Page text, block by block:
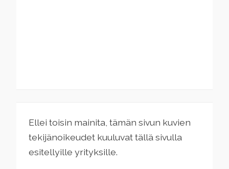
Ellei toisin mainita, tämän sivun kuvien
tekijänoikeudet kuuluvat tällä sivulla
esitellyille yrityksille.